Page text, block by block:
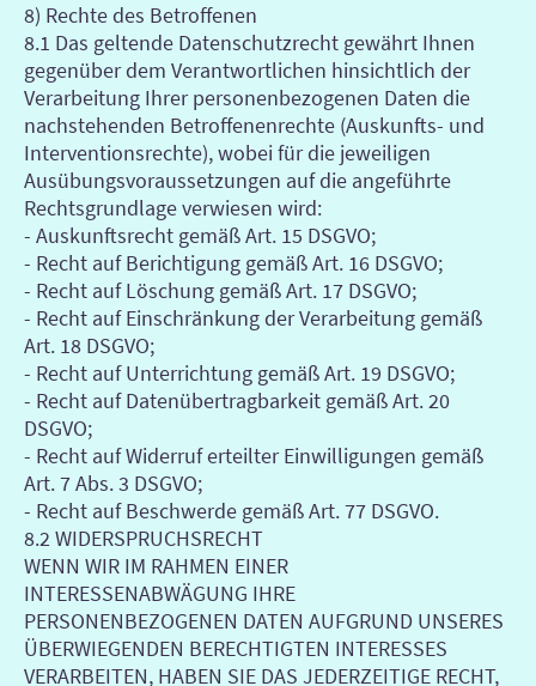
8) Rechte des Betroffenen
8.1 Das geltende Datenschutzrecht gewährt Ihnen
gegenüber dem Verantwortlichen hinsichtlich der
Verarbeitung Ihrer personenbezogenen Daten die
nachstehenden Betroffenenrechte (Auskunfts- und
Interventionsrechte), wobei für die jeweiligen
Ausübungsvoraussetzungen auf die angeführte
Rechtsgrundlage verwiesen wird:
- Auskunftsrecht gemäß Art. 15 DSGVO;
- Recht auf Berichtigung gemäß Art. 16 DSGVO;
- Recht auf Löschung gemäß Art. 17 DSGVO;
- Recht auf Einschränkung der Verarbeitung gemäß
Art. 18 DSGVO;
- Recht auf Unterrichtung gemäß Art. 19 DSGVO;
- Recht auf Datenübertragbarkeit gemäß Art. 20
DSGVO;
- Recht auf Widerruf erteilter Einwilligungen gemäß
Art. 7 Abs. 3 DSGVO;
- Recht auf Beschwerde gemäß Art. 77 DSGVO.
8.2 WIDERSPRUCHSRECHT
WENN WIR IM RAHMEN EINER
INTERESSENABWÄGUNG IHRE
PERSONENBEZOGENEN DATEN AUFGRUND UNSERES
ÜBERWIEGENDEN BERECHTIGTEN INTERESSES
VERARBEITEN, HABEN SIE DAS JEDERZEITIGE RECHT,